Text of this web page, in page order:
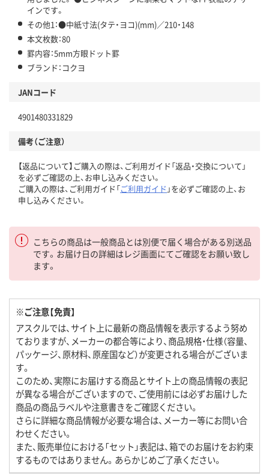
インです。
その他1：●中紙寸法(タテ・ヨコ)(mm)／210・148
本文枚数：80
罫内容：5mm方眼ドット罫
ブランド：コクヨ
JANコード
4901480331829
備考（ご注意）
【返品について】ご購入の際は、ご利用ガイド「返品・交換について」
を必ずご確認の上、お申し込みください。
ご購入の際は、ご利用ガイド「ご利用ガイド 」を必ずご確認の上、お
申し込みください。
こちらの商品は一般商品とは別便で届く場合がある別送品
です。お届け日の詳細はレジ画面にてご確認をお願い致し
ます。
※ご注意【免責】
アスクルでは、サイト上に最新の商品情報を表示するよう努め
ておりますが、メーカーの都合等により、商品規格・仕様（容量、
パッケージ、原材料、原産国など）が変更される場合がございま
す。
このため、実際にお届けする商品とサイト上の商品情報の表記
が異なる場合がございますので、ご使用前には必ずお届けした
商品の商品ラベルや注意書きをご確認ください。
さらに詳細な商品情報が必要な場合は、メーカー等にお問い合
わせください。
また、販売単位における「セット」表記は、箱でのお届けをお約束
するものではありません。あらかじめご了承ください。